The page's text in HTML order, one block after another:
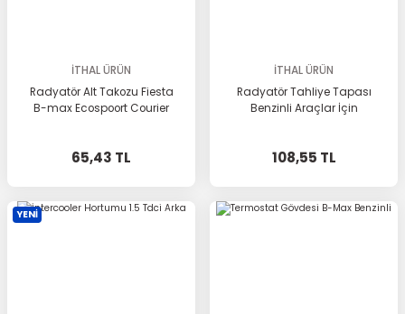
İTHAL ÜRÜN
Radyatör Alt Takozu Fiesta
B-max Ecospoort Courier
65,43 TL
İTHAL ÜRÜN
Radyatör Tahliye Tapası
Benzinli Araçlar İçin
108,55 TL
YENİ